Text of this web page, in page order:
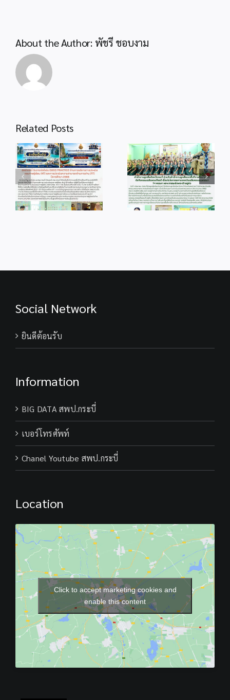
About the Author: พัชรี ชอบงาม
Related Posts
info 4-1 info 28-1
Social Network
ยินดีต้อนรับ
Information
BIG DATA สพป.กระบี่
เบอร์โทรศัพท์
Chanel Youtube สพป.กระบี่
Location
Click to accept marketing cookies and
enable this content